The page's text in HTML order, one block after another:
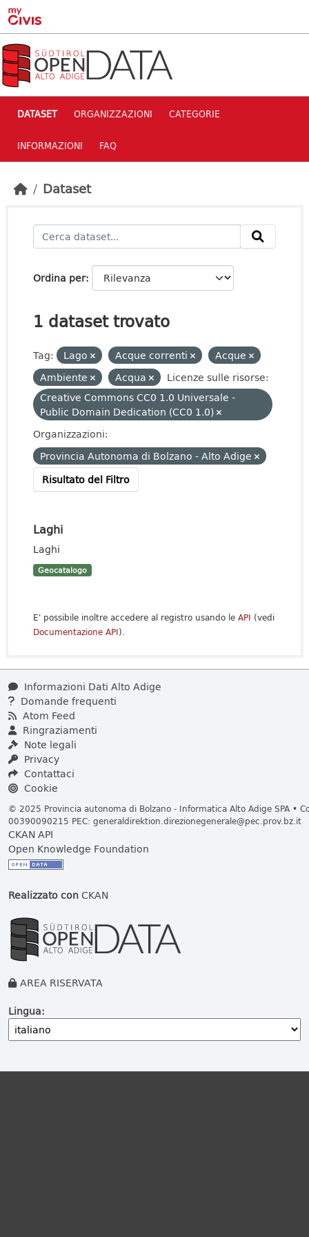
Skip to main content
DATASET ORGANIZZAZIONI CATEGORIE
INFORMAZIONI FAQ
Dataset
Ordina per
1 dataset trovato
Tag: Lago Acque correnti
Acque
Ambiente
Acqua
Licenze sulle risorse:
Creative Commons CC0 1.0 Universale -
Public Domain Dedication (CC0 1.0)
Organizzazioni:
Provincia Autonoma di Bolzano - Alto Adige
Risultato del Filtro
Laghi
Laghi
Geocatalogo
E' possibile inoltre accedere al registro usando le API (vedi
Documentazione API).
Informazioni Dati Alto Adige
Domande frequenti
Atom Feed
Ringraziamenti
Note legali
Privacy
Contattaci
Cookie
© 2025 Provincia autonoma di Bolzano - Informatica Alto Adige SPA •
00390090215 PEC: generaldirektion.direzionegenerale@pec.prov.bz.it
CKAN API
Open Knowledge Foundation
Realizzato conCKAN
AREA RISERVATA
Lingua